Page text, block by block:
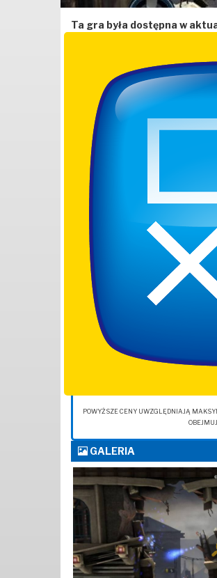
Ta gra była dostępna w
POWYŻSZE CENY UWZGLĘDNIAJĄ
GALERIA